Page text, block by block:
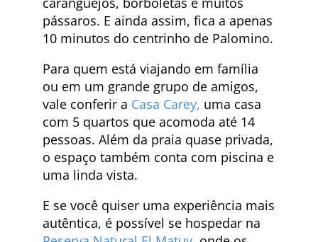
pássaros. E ainda assim, fica a apenas
10 minutos do centrinho de Palomino.
Para quem está viajando em família
ou em um grande grupo de amigos,
vale conferir a Casa Carey, uma casa
com 5 quartos que acomoda até 14
pessoas. Além da praia quase privada,
o espaço também conta com piscina e
uma linda vista.
E se você quiser uma experiência mais
autêntica, é possível se hospedar na